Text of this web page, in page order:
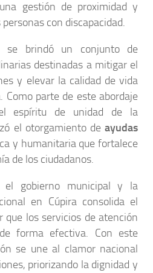
gestión de proximidad y
con discapacidad.
se brindó un conjunto de
destinadas a mitigar el
y elevar la calidad de vida
Como parte de este abordaje
espíritu de unidad de la
el otorgamiento de ayudas
y humanitaria que fortalece
de los ciudadanos.
el gobierno municipal y la
en Cúpira consolida el
que los servicios de atención
forma efectiva. Con este
se une al clamor nacional
priorizando la dignidad y